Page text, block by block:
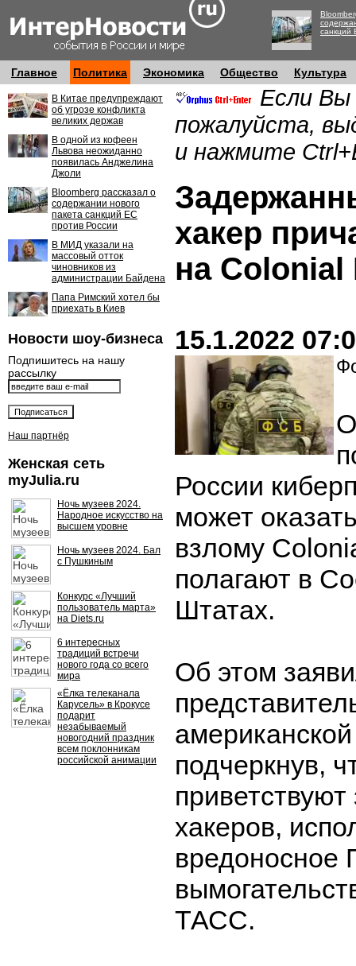
санкций
Главное Политика Экономика Общество Культура
В Китае предупреждают
об угрозе конфликта
великих держав
В одной из кофеен
Львова неожиданно
появилась Анджелина
Джоли
Bloomberg рассказал о
содержании нового
пакета санкций ЕС
против России
В МИД указали на
массовый отток
чиновников из
администрации Байдена
Папа Римский хотел бы
приехать в Киев
Новости шоу-бизнеса
Подпишитесь на нашу
рассылку
Наш партнёр
Женская сеть
myJulia.ru
Ночь музеев 2024.
Народное искусство на
высшем уровне
Ночь музеев 2024. Бал
с Пушкиным
Конкурс «Лучший
пользователь марта»
на Diets.ru
6 интересных
традиций встречи
нового года со всего
мира
«Ёлка телеканала
Карусель» в Крокусе
подарит
незабываемый
новогодний праздник
всем поклонникам
российской анимации
Если Вы
пожалуйста,
и нажмите
хакер
на Colonial
15.1.2022
России
может
взлому
полагают в
Штатах.
Об этом
подчеркнув,
хакеров,
вредоносное
ТАСС.